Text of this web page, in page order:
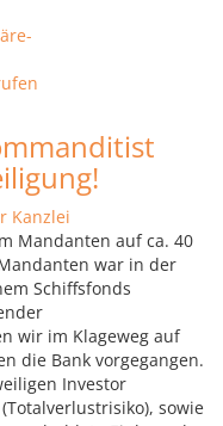
Kanzlei
Mandanten auf ca. 40
war in der
Schiffsfonds
wir im Klageweg auf
die Bank vorgegangen.
Investor
sowie